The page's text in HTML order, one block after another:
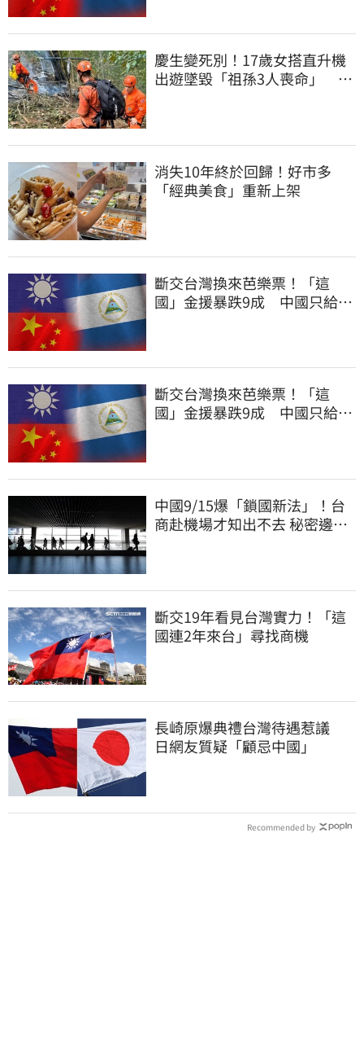
慶生變死別！17歲女搭直升機
出遊墜毀「祖孫3人喪命」 家
消失10年終於回歸！好市多
「經典美食」重新上架
斷交台灣換來芭樂票！「這
國」金援暴跌9成 中國只給26
斷交台灣換來芭樂票！「這
國」金援暴跌9成 中國只給26
中國9/15爆「鎖國新法」！台
商赴機場才知出不去 秘密邊控
斷交19年看見台灣實力！「這
國連2年來台」尋找商機
長崎原爆典禮台灣待遇惹議
日網友質疑「顧忌中國」
Recommended by